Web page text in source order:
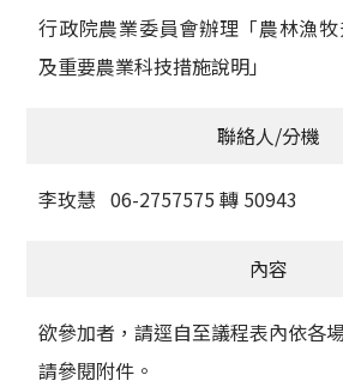
學術榮譽
行政院農業委員會辦理「農林漁
及重要農業科技措施說明」
聯絡人/分機
李玫慧 06-2757575 轉 50943
內容
欲參加者，請逕自至議程表內依各
請參閱附件。